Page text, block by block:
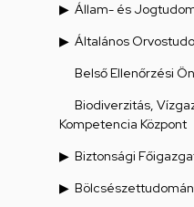
Állam- és
Általános
Belső Ellenőrzési
Biodiverzitás,
Kompetencia Központ
Biztonsági